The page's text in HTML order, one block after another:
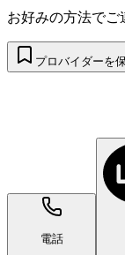
お好みの方法でご
プロバイダーを
電話